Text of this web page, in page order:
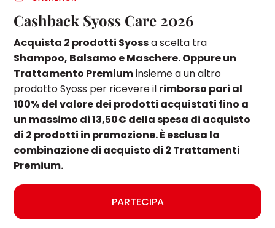
Cashback Syoss Care 2026
Acquista 2 prodotti Syossa scelta tra
Shampoo, Balsamo e Maschere. Oppure un
Trattamento Premiuminsieme a un altro
prodotto Syoss per ricevere il rimborso pari al
100% del valore dei prodotti acquistati fino a
un massimo di 13,50€ della spesa di acquisto
di 2 prodotti in promozione. È esclusa la
combinazione di acquisto di 2 Trattamenti
Premium.
PARTECIPA